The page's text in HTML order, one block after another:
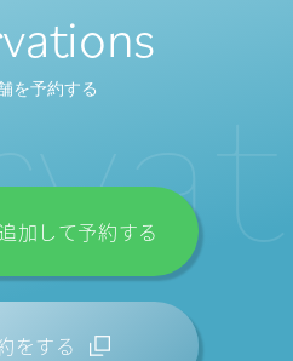
を予約する
加して予約する
をする
ati